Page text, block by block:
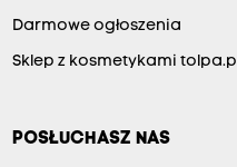
Darmowe ogłoszenia
Sklep z kosmetykami tolpa.pl
POSŁUCHASZ NAS